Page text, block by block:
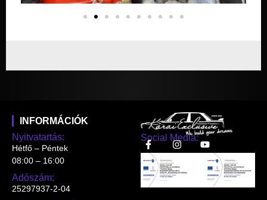
Social Media:
INFORMÁCIÓK
Nyitvatartás:
Hétfő – Péntek
08:00 – 16:00
Adószám:
25297937-2-04